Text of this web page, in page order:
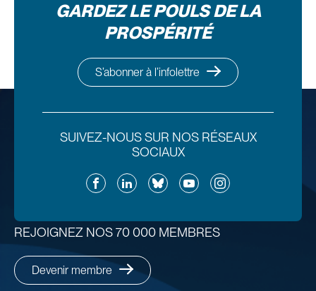
GARDEZ LE POULS DE LA
PROSPÉRITÉ
S’abonner à l’infolettre
SUIVEZ-NOUS SUR NOS RÉSEAUX
SOCIAUX
FacebookLinkedInBlueskyYouTubeInstagram
REJOIGNEZ NOS 70 000 MEMBRES
Devenir membre